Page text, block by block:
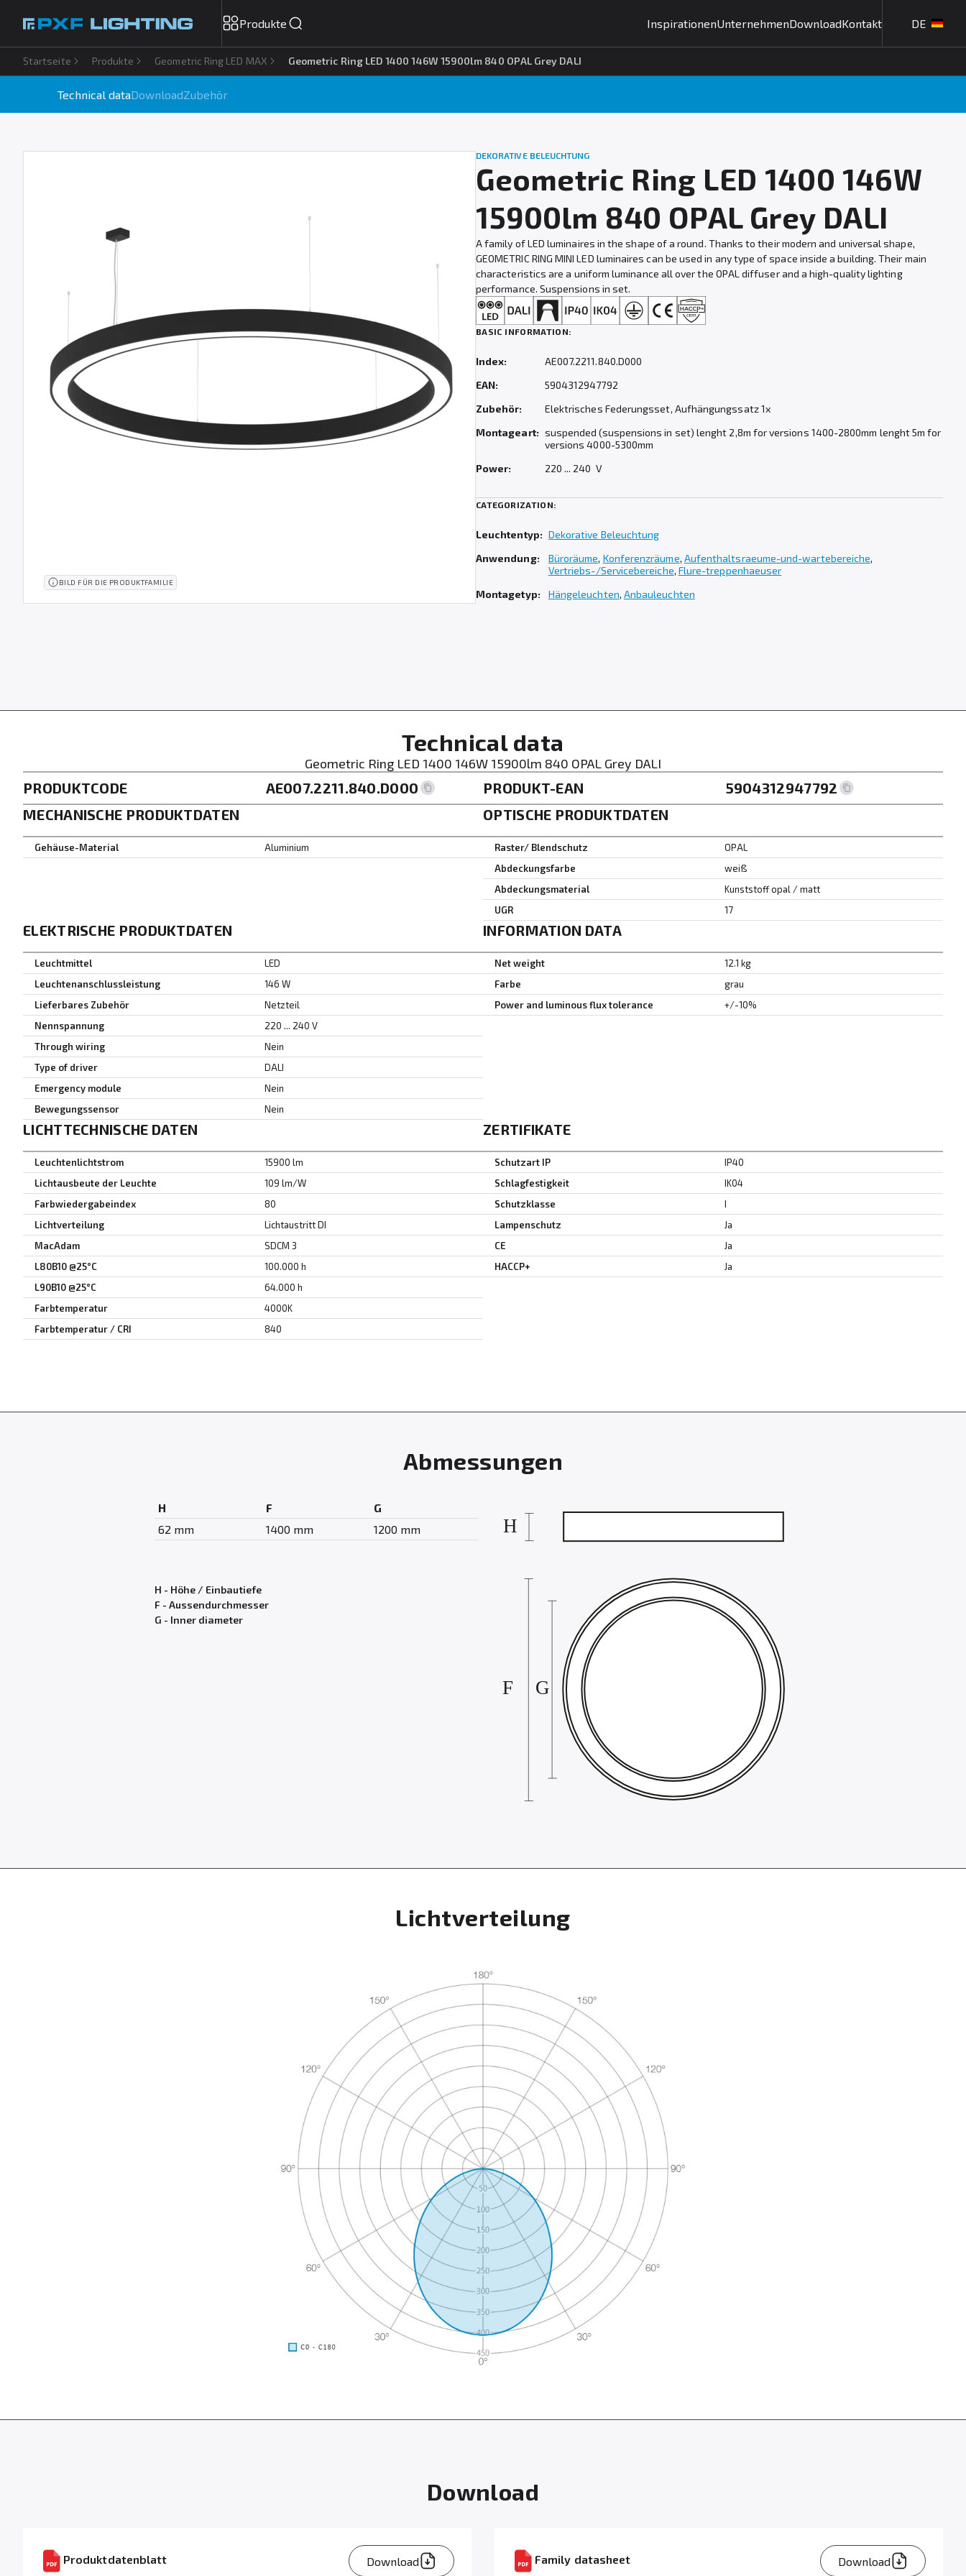
Produkte InspirationenUnternehmenDownloadKontakt DE
Startseite Produkte Geometric Ring LED MAX Geometric Ring LED 1400 146W 15900lm 840 OPAL Grey DALI
Technical dataDownloadZubehör
BILD FÜR DIE PRODUKTFAMILIE
DEKORATIVE BELEUCHTUNG
Geometric Ring LED 1400 146W
15900lm 840 OPAL Grey DALI
A family of LED luminaires in the shape of a round. Thanks to their modern and universal shape,
GEOMETRIC RING MINI LED luminaires can be used in any type of space inside a building. Their main
characteristics are a uniform luminance all over the OPAL diffuser and a high-quality lighting
performance. Suspensions in set.
BASIC INFORMATION:
Index:
AE007.2211.840.D000
EAN:
5904312947792
Zubehör:
Elektrisches Federungsset, Aufhängungssatz 1x
Montageart: suspended (suspensions in set) lenght 2,8m for versions 1400-2800mm lenght 5m for
versions 4000-5300mm
Power:
220 ... 240 V
CATEGORIZATION:
Leuchtentyp: Dekorative Beleuchtung
Anwendung:
Büroräume, Konferenzräume, Aufenthaltsraeume-und-wartebereiche,
Vertriebs-/Servicebereiche, Flure-treppenhaeuser
Montagetyp:
Hängeleuchten, Anbauleuchten
Technical data
Geometric Ring LED 1400 146W 15900lm 840 OPAL Grey DALI
PRODUKTCODE AE007.2211.840.D000 PRODUKT-EAN
5904312947792
MECHANISCHE PRODUKTDATEN
Gehäuse-Material Aluminium
OPTISCHE PRODUKTDATEN
Raster/ Blendschutz
OPAL
Abdeckungsfarbe
weiß
Abdeckungsmaterial
Kunststoff opal / matt
UGR
17
ELEKTRISCHE PRODUKTDATEN
Leuchtmittel
LED
Leuchtenanschlussleistung
146 W
Lieferbares Zubehör
Netzteil
Nennspannung
220 ... 240 V
Through wiring
Nein
Type of driver
DALI
Emergency module
Nein
Bewegungssensor
Nein
INFORMATION DATA
Net weight
12.1 kg
Farbe
grau
Power and luminous flux tolerance
+/-10%
LICHTTECHNISCHE DATEN
Leuchtenlichtstrom
15900 lm
Lichtausbeute der Leuchte
109 lm/W
Farbwiedergabeindex
80
Lichtverteilung
Lichtaustritt DI
MacAdam
SDCM 3
L80B10 @25°C
100.000 h
L90B10 @25°C
64.000 h
Farbtemperatur
4000K
Farbtemperatur / CRI
840
ZERTIFIKATE
Schutzart IP
IP40
Schlagfestigkeit
IK04
Schutzklasse
I
Lampenschutz
Ja
CE
Ja
HACCP+
Ja
Abmessungen
H F
G
62 mm
1400 mm 1200 mm
H - Höhe / Einbautiefe
F - Aussendurchmesser
G - Inner diameter
Lichtverteilung
Download
Produktdatenblatt Download Family datasheet Download